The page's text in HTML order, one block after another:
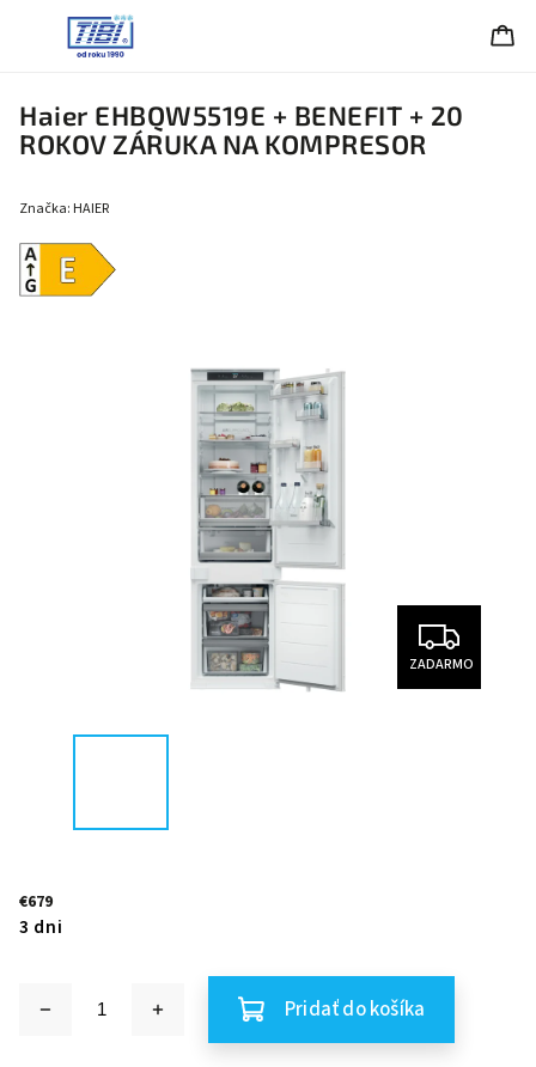
Haier EHBQW5519E + BENEFIT + 20
ROKOV ZÁRUKA NA KOMPRESOR
Energetická
trieda E
Značka: HAIER
ZADARMO
€679
3 dni
Pridať do košíka